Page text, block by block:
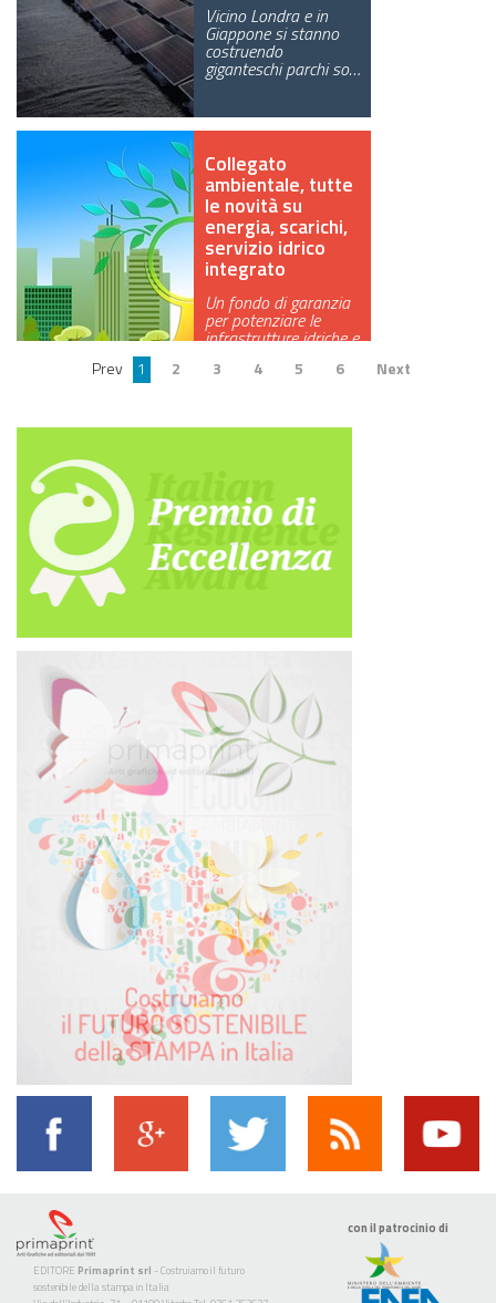
Vicino Londra e in
Giappone si stanno
costruendo
giganteschi parchi so…
Collegato
ambientale, tutte
le novità su
energia, scarichi,
servizio idrico
integrato
Un fondo di garanzia
per potenziare le
infrastrutture idriche e
Prev 1 2 3 4 5 6 Next
EDITORE Primaprint srl - Costruiamo il futuro
sostenibile della stampa in Italia
con il patrocinio di